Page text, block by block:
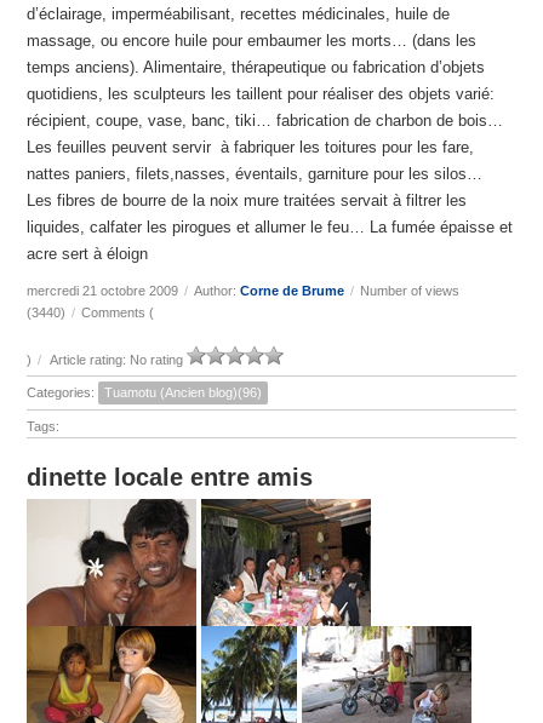
d’éclairage, imperméabilisant, recettes médicinales, huile de
massage, ou encore huile pour embaumer les morts… (dans les
temps anciens). Alimentaire, thérapeutique ou fabrication d’objets
quotidiens, les sculpteurs les taillent pour réaliser des objets varié:
récipient, coupe, vase, banc, tiki… fabrication de charbon de bois…
Les feuilles peuvent servir à fabriquer les toitures pour les fare,
nattes paniers, filets,nasses, éventails, garniture pour les silos…
Les fibres de bourre de la noix mure traitées servait à filtrer les
liquides, calfater les pirogues et allumer le feu… La fumée épaisse et
acre sert à éloign
mercredi 21 octobre 2009 / Author:Corne de Brume / Number of views
(3440) / Comments (
) / Article rating: No rating
Categories: Tuamotu (Ancien blog)(96)
Tags:
dinette locale entre amis